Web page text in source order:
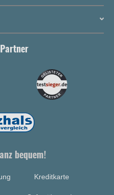
bequem!
Kreditkarte